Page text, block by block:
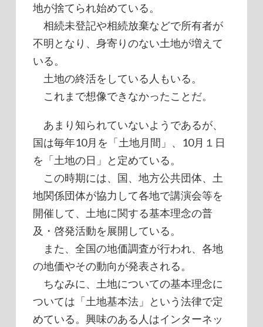
地が捨てられ始めている。
相続未登記や相続放棄などで所有者が
不明となり、身寄りのない土地が増えて
いる。
土地の終活をしている人もいる。
これまで想像できなかったことだ。
あまり知られていないようであるが、
国は毎年10月を「土地月間」、10月１日
を「土地の日」と定めている。
この時期には、国、地方公共団体、土
地関係団体が協力して各地で講演会等を
開催して、土地に関する基本理念の普
及・啓発活動を展開している。
また、全国の地価調査が行われ、各地
の地価やその動向が発表される。
ちなみに、土地についての基本理念に
ついては「土地基本法」という法律で定
めている。興味のある人はインターネッ